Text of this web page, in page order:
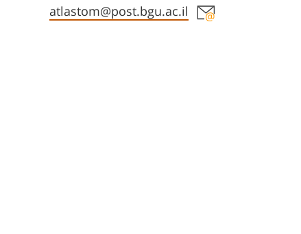
Staff member contact section
atlastom@post.bgu.ac.il